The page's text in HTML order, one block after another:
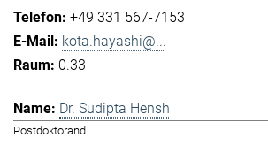
+49 331 567-7153
kota.hayashi@...
0.33
Dr. Sudipta Hensh
Postdoktorand